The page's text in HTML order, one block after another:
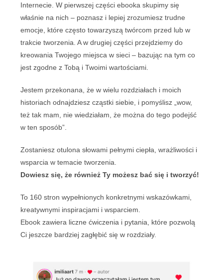
Internecie. W pierwszej części ebooka skupimy się
właśnie na nich – poznasz i lepiej zrozumiesz trudne
emocje, które często towarzyszą twórcom przed lub w
trakcie tworzenia. A w drugiej części przejdziemy do
kreowania Twojego miejsca w sieci – bazując na tym co
jest zgodne z Tobą i Twoimi wartościami.
Jestem przekonana, że w wielu rozdziałach i moich
historiach odnajdziesz cząstki siebie, i pomyślisz „wow,
też tak mam, nie wiedziałam, że można do tego podejść
w ten sposób”.
Zostaniesz otulona słowami pełnymi ciepła, wrażliwości i
wsparcia w temacie tworzenia.
Dowiesz się, że również Ty możesz bać się i tworzyć!
To 160 stron wypełnionych konkretnymi wskazówkami,
kreatywnymi inspiracjami i wsparciem.
Ebook zawiera liczne ćwiczenia i pytania, które pozwolą
Ci jeszcze bardziej zagłębić się w rozdziały.